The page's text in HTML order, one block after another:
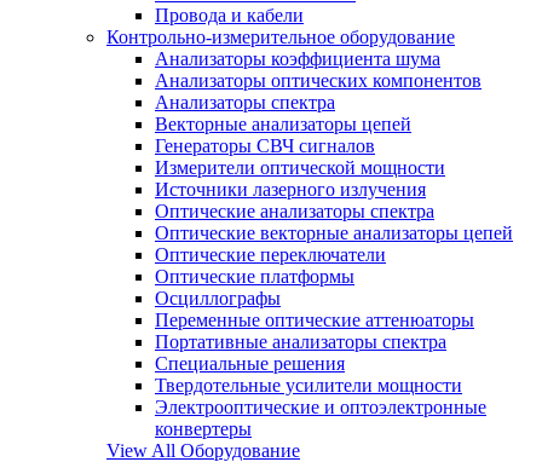
Провода и кабели
Контрольно-измерительное оборудование
Анализаторы коэффициента шума
Анализаторы оптических компонентов
Анализаторы спектра
Векторные анализаторы цепей
Генераторы СВЧ сигналов
Измерители оптической мощности
Источники лазерного излучения
Оптические анализаторы спектра
Оптические векторные анализаторы цепей
Оптические переключатели
Оптические платформы
Осциллографы
Переменные оптические аттенюаторы
Портативные анализаторы спектра
Специальные решения
Твердотельные усилители мощности
Электрооптические и оптоэлектронные
конвертеры
View All Оборудование